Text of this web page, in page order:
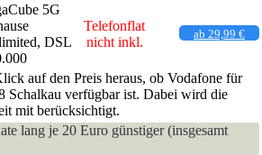
5G
DSL
Telefonflat
nicht inkl.
ab 29,99 €
auf den Preis heraus, ob Vodafone für
Schalkau verfügbar ist. Dabei wird die
mit berücksichtigt.
lang je 20 Euro günstiger (insgesamt